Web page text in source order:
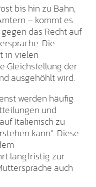
bis hin zu Bahn,
– kommt es
das Recht auf
Die
in vielen
Gleichstellung der
ausgehöhlt wird.
werden häufig
und
Italienisch zu
kann“. Diese
langfristig zur
auch